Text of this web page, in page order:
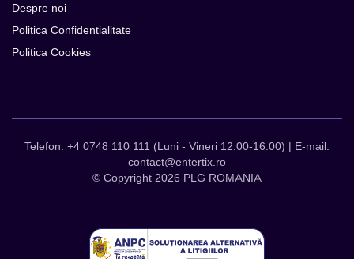
Despre noi
Politica Confidentialitate
Politica Cookies
Telefon: +4 0748 110 111 (Luni - Vineri 12.00-16.00) | E-mail:
contact@entertix.ro
© Copyright 2026 PLG ROMANIA